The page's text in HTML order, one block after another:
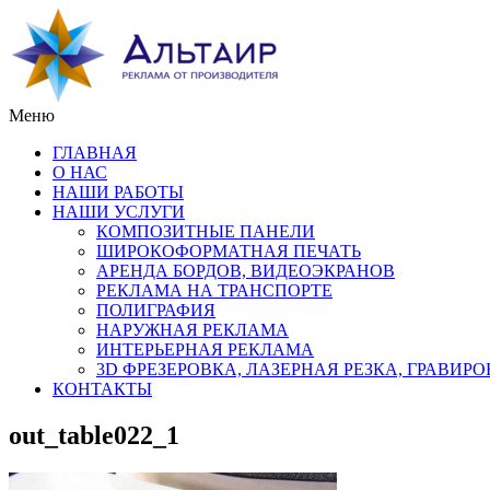
Меню
ГЛАВНАЯ
О НАС
НАШИ РАБОТЫ
НАШИ УСЛУГИ
КОМПОЗИТНЫЕ ПАНЕЛИ
ШИРОКОФОРМАТНАЯ ПЕЧАТЬ
АРЕНДА БОРДОВ, ВИДЕОЭКРАНОВ
РЕКЛАМА НА ТРАНСПОРТЕ
ПОЛИГРАФИЯ
НАРУЖНАЯ РЕКЛАМА
ИНТЕРЬЕРНАЯ РЕКЛАМА
3D ФРЕЗЕРОВКА, ЛАЗЕРНАЯ РЕЗКА,
КОНТАКТЫ
out_table022_1